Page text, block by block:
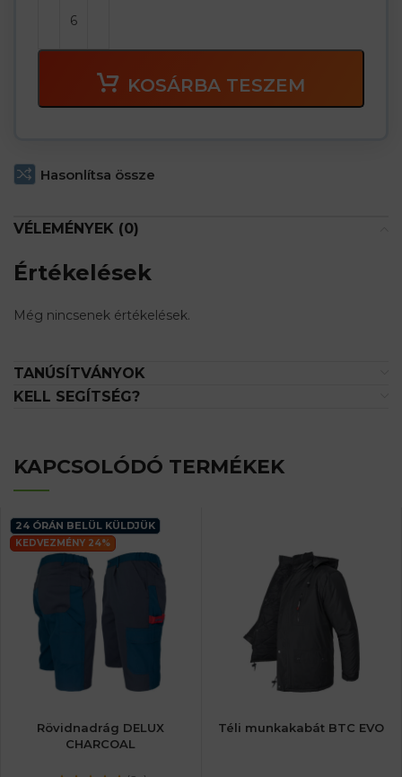
KOSÁRBA TESZEM
Hasonlítsa össze
VÉLEMÉNYEK (0)
Értékelések
Még nincsenek értékelések.
TANÚSÍTVÁNYOK
KELL SEGÍTSÉG?
KAPCSOLÓDÓ TERMÉKEK
24 ÓRÁN BELÜL KÜLDJÜK
KEDVEZMÉNY 24%
Rövidnadrág DELUX
CHARCOAL
Téli munkakabát BTC EVO